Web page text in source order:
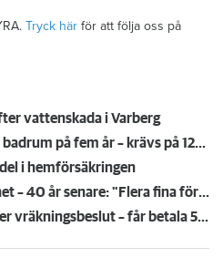
Tryck här för att följa oss på
vattenskada i Varberg
Anmälde inte vattenskadat badrum på fem år – krävs på 125 000 kronor
i hemförsäkringen
Kompisdealen blev verklighet – 40 år senare: "Flera fina fördelar med att dela bostad"
Kvinna kapade lägenhet efter vräkningsbeslut – får betala 50 000